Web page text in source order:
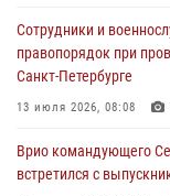
ограниченными
08 августа 2026, 06:32
Спецназ Росгвардии в
08 августа 2026, 06:15
Сотрудники и
правопорядок при
Санкт-Петербурге
13 июля 2026, 08:08
Врио командующего
встретился с